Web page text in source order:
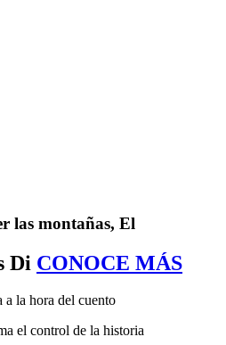
las montañas, El
Di CONOCE MÁS
a la hora del cuento
el control de la historia